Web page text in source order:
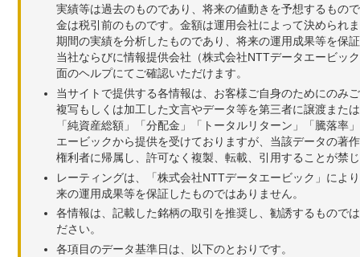
実績等は過去のものであり、将来の値動きを予想するもの
金は税引前のものです。金額は運用会社によって決められ
期間の実績を分析したものであり、将来の運用成果等を保
当社ならびに情報提供会社（株式会社NTTデータエービッ
面のヘルプにてご確認いただけます。
当サイトで提供する各情報は、お客様ご自身のためにのみ
複写もしくは加工した文言やデータ等を第三者に譲渡また
「純資産総額」「分配金」「トータルリターン」「騰落
エービックから提供を受けておりますが、当該データの著
権利者に帰属し、許可なく複製、転載、引用することが禁
レーティングは、「株式会社NTTデータエービック」によ
来の運用成果等を保証したものではありません。
各情報は、記載した銘柄の取引を推奨し、勧誘するもので
ださい。
各項目のデータ基準日は、以下のとおりです。